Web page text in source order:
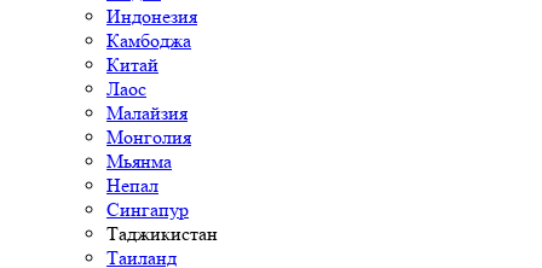
Индонезия
Камбоджа
Китай
Лаос
Малайзия
Монголия
Мьянма
Непал
Сингапур
Таджикистан
Таиланд